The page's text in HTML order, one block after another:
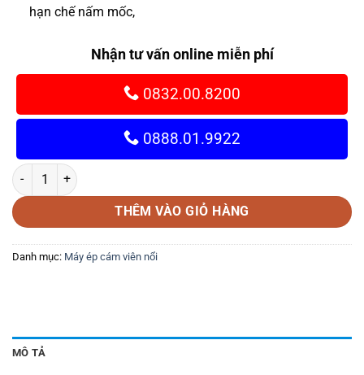
hạn chế nấm mốc,
Nhận tư vấn online miễn phí
0832.00.8200
0888.01.9922
Máy sấy băng chuyền số lượng
THÊM VÀO GIỎ HÀNG
Danh mục: Máy ép cám viên nổi
MÔ TẢ